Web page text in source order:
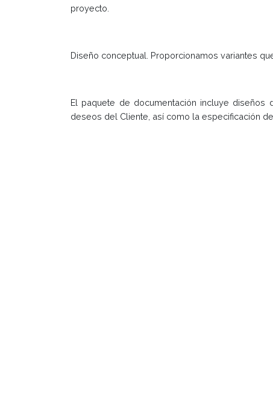
proyecto.
Diseño conceptual. Proporcionamos variantes
El paquete de documentación incluye
deseos del Cliente, así como la especificación